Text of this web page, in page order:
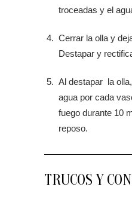
troceadas y el
Cerrar la olla y
Destapar y
Al destapar la
agua por cada
fuego durante 10
reposo.
TRUCOS Y